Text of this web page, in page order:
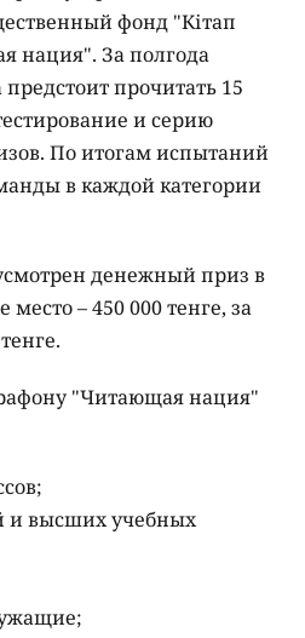
фонд "Кітап
нация". За полгода
прочитать 15
и серию
По итогам испытаний
в каждой категории
денежный приз в
место – 450 000 тенге, за
"Читающая нация"
и высших учебных